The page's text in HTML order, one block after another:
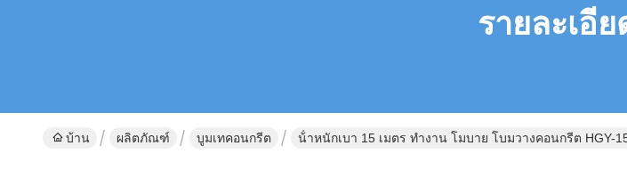
รายละเอี
บ้าน ผลิตภัณฑ์ บูมเทคอนกรีต น้ําหนักเบา 15 เมตร ทํางาน โมบาย โบมวางคอนกรีต HGY-